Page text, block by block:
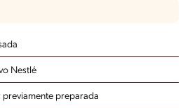
Nestlé
previamente preparada